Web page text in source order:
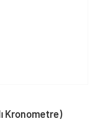
Kronometre)